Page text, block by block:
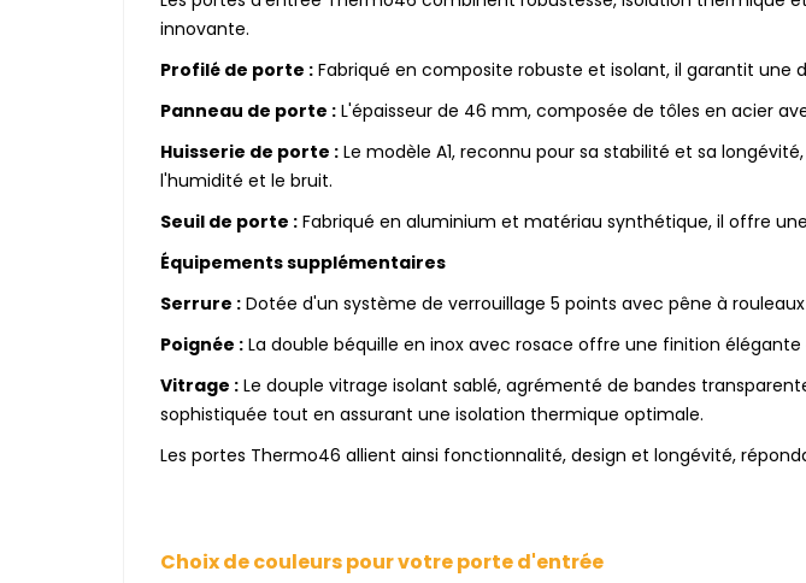
innovante.
Profilé de porte : Fabriqué en composite robuste et isolant, il garantit
Panneau de porte : L'épaisseur de 46 mm, composée de tôles en acier
Huisserie de porte : Le modèle A1, reconnu pour sa stabilité et sa
l'humidité et le bruit.
Seuil de porte : Fabriqué en aluminium et matériau synthétique, il offre
Équipements supplémentaires
Serrure : Dotée d'un système de verrouillage 5 points avec pêne à
Poignée : La double béquille en inox avec rosace offre une finition
Vitrage : Le douple vitrage isolant sablé, agrémenté de bandes
sophistiquée tout en assurant une isolation thermique optimale.
Les portes Thermo46 allient ainsi fonctionnalité, design et longévité,
Choix de couleurs pour votre porte d'entrée